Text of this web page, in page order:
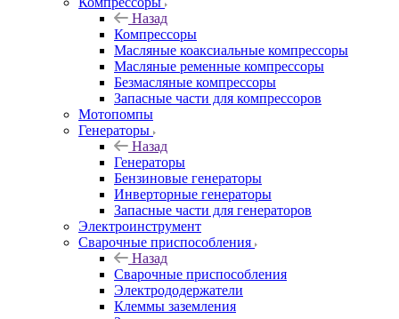
Назад
Компрессоры
Масляные коаксиальные компрессоры
Масляные ременные компрессоры
Безмасляные компрессоры
Запасные части для компрессоров
Мотопомпы
Генераторы
Назад
Генераторы
Бензиновые генераторы
Инверторные генераторы
Запасные части для генераторов
Электроинструмент
Сварочные приспособления
Назад
Сварочные приспособления
Электрододержатели
Клеммы заземления